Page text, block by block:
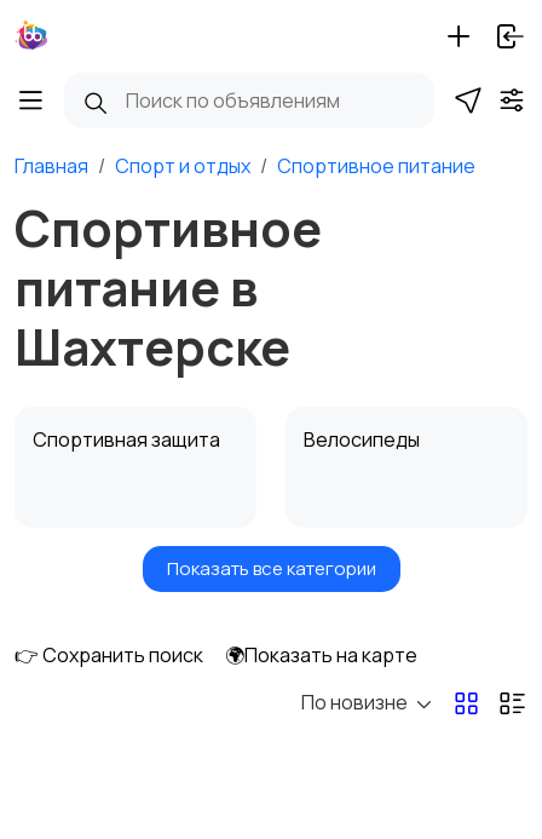
Главная Спорт и отдых Спортивное питание
Спортивное
питание в
Шахтерске
Спортивная защита Велосипеды
Самокаты и
Водные виды спорта
Показать все категории
👉 Сохранить поиск
🌍Показать на карте
По новизне